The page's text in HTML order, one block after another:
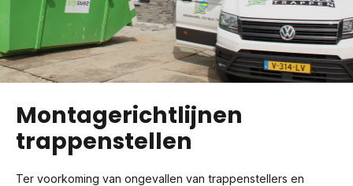
Montagerichtlijnen
trappenstellen
Ter voorkoming van ongevallen van trappenstellers en